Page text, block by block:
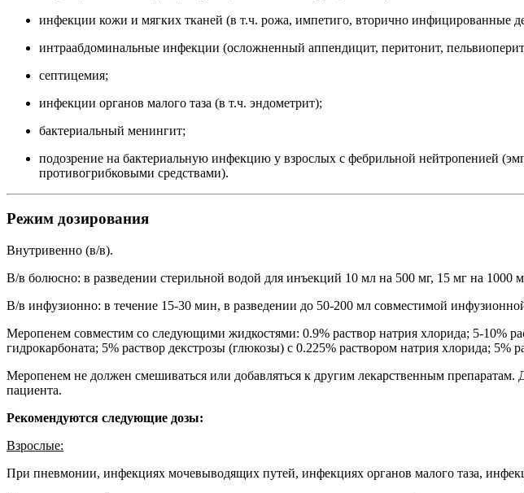
инфекции кожи и мягких тканей (в т.ч. рожа, импетиго, вторично инфицированные
интраабдоминальные инфекции (осложненный аппендицит, перитонит,
септицемия;
инфекции органов малого таза (в т.ч. эндометрит);
бактериальный менингит;
подозрение на бактериальную инфекцию у взрослых с фебрильной нейтропенией
противогрибковыми средствами).
Режим дозирования
Внутривенно (в/в).
В/в болюсно: в разведении стерильной водой для инъекций 10 мл на 500 мг, 15 мг на 1000
В/в инфузионно: в течение 15-30 мин, в разведении до 50-200 мл совместимой
Меропенем совместим со следующими жидкостями: 0.9% раствор натрия хлорида; 5-10%
гидрокарбоната; 5% раствор декстрозы (глюкозы) с 0.225% раствором натрия хлорида;
Меропенем не должен смешиваться или добавляться к другим лекарственным
пациента.
Рекомендуются следующие дозы:
Взрослые:
При пневмонии, инфекциях мочевыводящих путей, инфекциях органов малого таза,